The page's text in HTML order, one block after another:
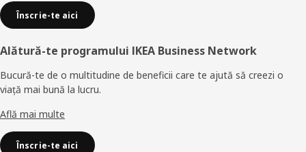
Înscrie-te aici
Alătură-te programului IKEA Business Network
Bucură-te de o multitudine de beneficii care te ajută să creezi o
viață mai bună la lucru.
Află mai multe
Înscrie-te aici